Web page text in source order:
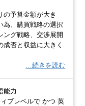
の予算金額が大き
為、購買戦略の選択
ング戦略、交渉展開
成否と収益に大きく
…続きを読む
能力
ィブレベルで かつ 英